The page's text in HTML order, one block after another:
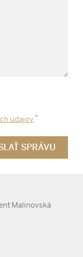
údajov *
Malinovská